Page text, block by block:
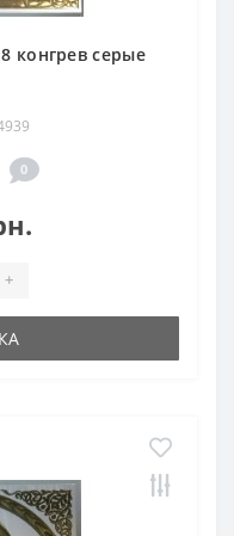
конгрев серые
0
+